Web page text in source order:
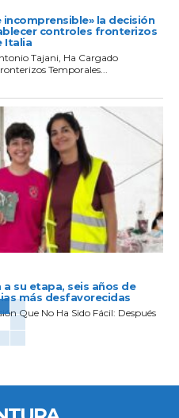
la decisión
controles fronterizos
Italia
Tajani, Ha Cargado
Temporales...
su etapa, seis años de
más desfavorecidas
Que No Ha Sido Fácil: Después